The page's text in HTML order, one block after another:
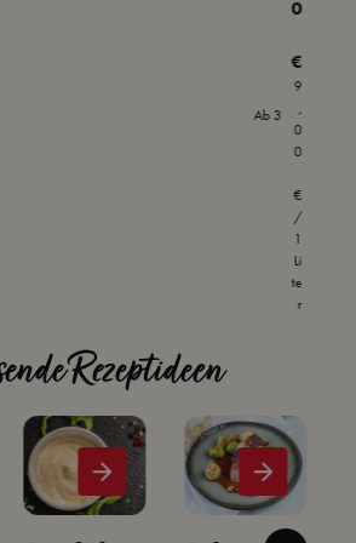
Ab3
0
€
9
,
0
0
€
/
1
Li
te
r
Rezeptideen